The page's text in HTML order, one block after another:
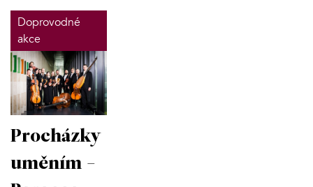
Doprovodné
akce
Procházky
uměním -